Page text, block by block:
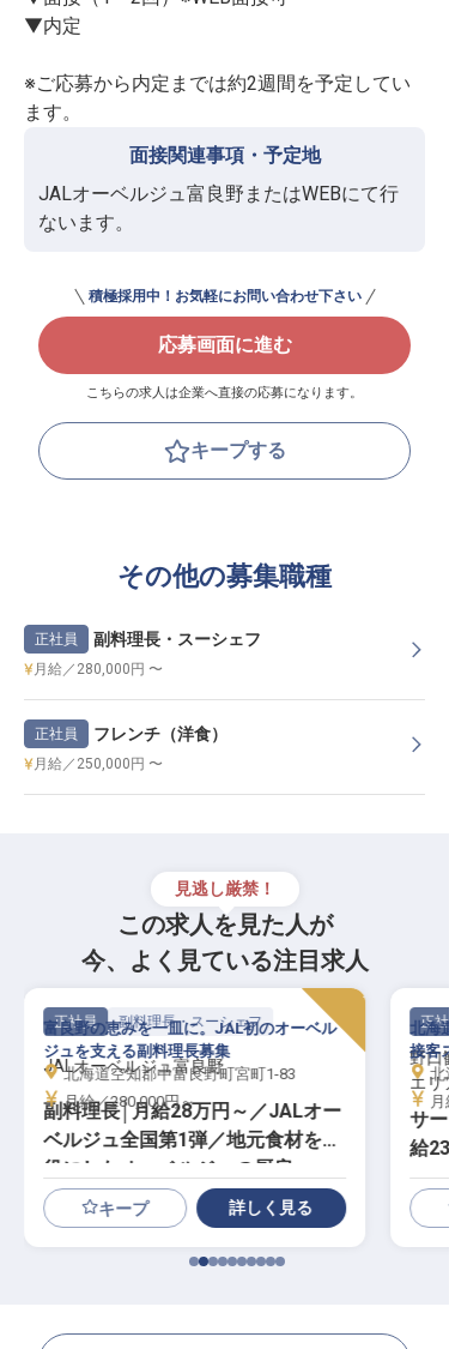
▼内定
※ご応募から内定までは約2週間を予定してい
ます。
面接関連事項・予定地
JALオーベルジュ富良野またはWEBにて行
ないます。
積極採用中！お気軽にお問い合わせ下さい
応募画面に進む
こちらの求人は企業へ直接の応募になります。
キープする
その他の募集職種
正社員 副料理長・スーシェフ
月給／280,000円 〜
正社員 フレンチ（洋食）
月給／250,000円 〜
見逃し厳禁！
この求人を見た人が
今、よく見ている注目求人
正社員 副料理長・スーシェフ
JALオーベルジュ富良野
副料理長│月給28万円～／JALオー
ベルジュ全国第1弾／地元食材を主
役にしたオーベルジュの厨房
富良野の恵みを一皿に。JAL初のオーベル
ジュを支える副料理長募集
北海道空知郡中富良野町宮町1-83
月給／280,000円～
キープ 詳しく見る
正社
野口
エリ
サ
給
北海
接客
北